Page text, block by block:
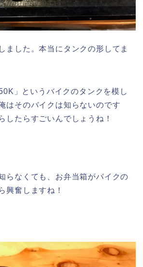
ました。本当にタンクの形してま
」というバイクのタンクを模し
はそのバイクは知らないのです
したらすごいんでしょうね！
らなくても、お弁当箱がバイクの
興奮しますね！